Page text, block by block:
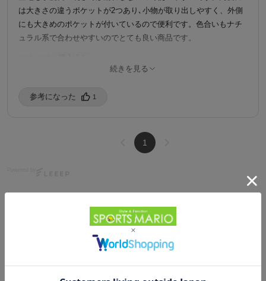
は大きさの違うポケットが2つあり､小物が取り出しやすく、外側
にも大きめのポケットが付いているので便利です。色合いもナチ
ュラル系で合わせやすいのでとても良い商品です。
ご自身の性別を教えてください。：男性
ご自身の年代を教えてください：50代
ご自身の普段の着用サイズを教えてください。：M
続きを見る
参考になった️ 1
1
カジュアル・アウトドア
ザ・ノース・フェイス